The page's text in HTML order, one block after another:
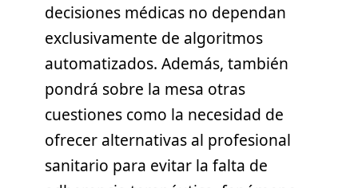
decisiones médicas no dependan
exclusivamente de algoritmos
automatizados. Además, también
pondrá sobre la mesa otras
cuestiones como la necesidad de
ofrecer alternativas al profesional
sanitario para evitar la falta de